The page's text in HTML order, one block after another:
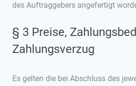
des Auftraggebers angefertigt
§ 3 Preise,
Zahlungsverzug
Es gelten die bei Abschluss des